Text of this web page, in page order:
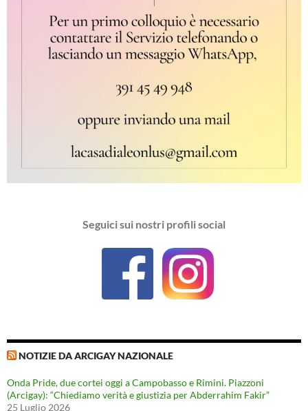
Seguici sui nostri profili social
NOTIZIE DA ARCIGAY NAZIONALE
Onda Pride, due cortei oggi a Campobasso e Rimini. Piazzoni
(Arcigay): “Chiediamo verità e giustizia per Abderrahim Fakir”
25 Luglio 2026